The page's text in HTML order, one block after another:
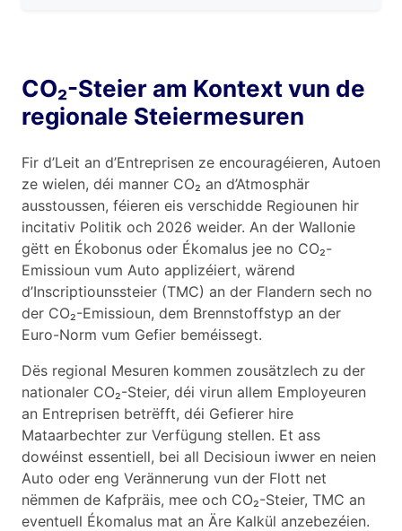
CO₂-Steier am Kontext vun de
regionale Steiermesuren
Fir d’Leit an d’Entreprisen ze encouragéieren, Autoen
ze wielen, déi manner CO₂ an d’Atmosphär
ausstoussen, féieren eis verschidde Regiounen hir
incitativ Politik och 2026 weider. An der Wallonie
gëtt en Ékobonus oder Ékomalus jee no CO₂-
Emissioun vum Auto applizéiert, wärend
d’Inscriptiounssteier (TMC) an der Flandern sech no
der CO₂-Emissioun, dem Brennstoffstyp an der
Euro-Norm vum Gefier beméissegt.
Dës regional Mesuren kommen zousätzlech zu der
nationaler CO₂-Steier, déi virun allem Employeuren
an Entreprisen betrëfft, déi Gefierer hire
Mataarbechter zur Verfügung stellen. Et ass
dowéinst essentiell, bei all Decisioun iwwer en neien
Auto oder eng Verännerung vun der Flott net
nëmmen de Kafpräis, mee och CO₂-Steier, TMC an
eventuell Ékomalus mat an Äre Kalkül anzebezéien.